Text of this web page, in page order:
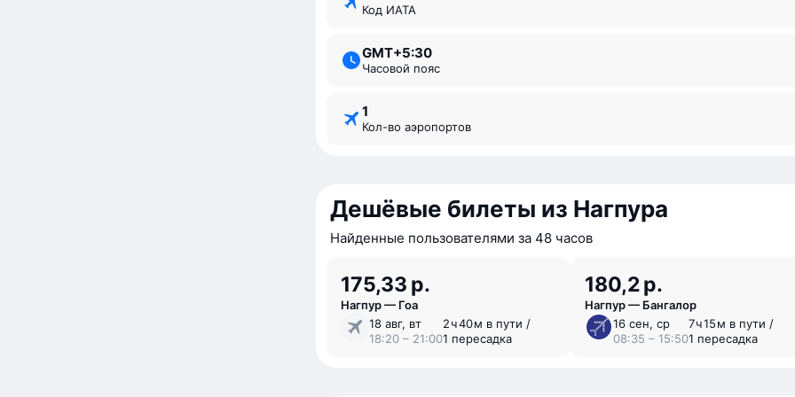
Код ИАТА
GMT+5:30
Часовой пояс
1
Кол-во аэропортов
Дешёвые билеты из Нагпура
Найденные пользователями за 48 часов
175,33 р.
Нагпур — Гоа
18 авг, вт
18:20 – 21:00
2 ⁠ч 40 ⁠м в пути /
1 пересадка
180,2 р.
Нагпур — Бангалор
16 сен, ср
08:35 – 15:50
7 ⁠ч 15 ⁠м в пути /
1 пересадка